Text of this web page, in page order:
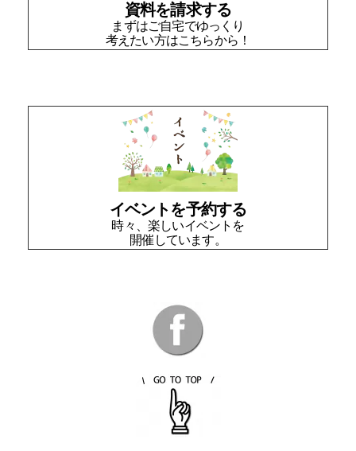
資料を請求する
まずはご自宅でゆっくり
考えたい方はこちらから！
イベントを予約する
時々、楽しいイベントを
開催しています。